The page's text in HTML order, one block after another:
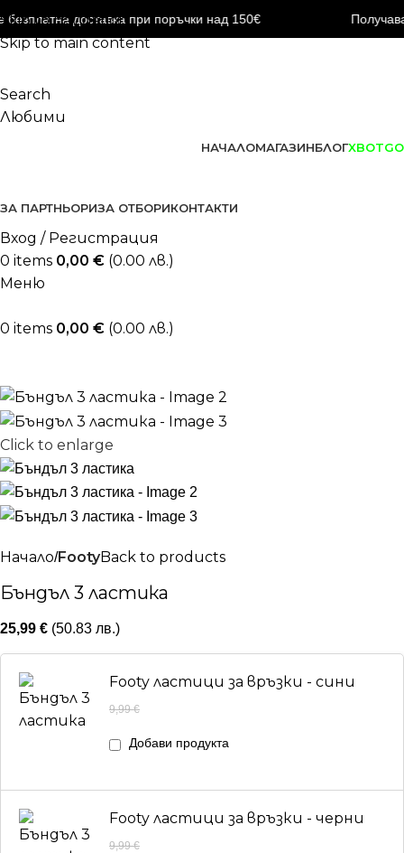
безплатна доставка при поръчки над 150€
Skip to navigation
Skip to main content
БЕЗПЛАТНА ДОСТАВКА ЗА ПОРЪЧКИ НАД 200€
Search
Любими
НАЧАЛОМАГАЗИНБЛОГXBOTGO
ЗА ПАРТНЬОРИЗА ОТБОРИКОНТАКТИ
Вход / Регистрация
0 items 0,00 € (0.00 лв.)
Меню
0 items 0,00 € (0.00 лв.)
Click to enlarge
Начало FootyBack to products
Бъндъл 3 ластика
25,99 € (50.83 лв.)
Footy ластици за връзки - сини
9,99€
Добави продукта
Footy ластици за връзки - черни
9,99€